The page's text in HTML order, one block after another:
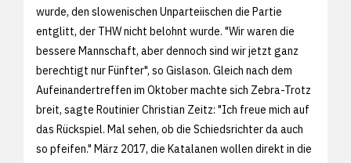
wurde, den slowenischen Unparteiischen die Partie
entglitt, der THW nicht belohnt wurde. "Wir waren die
bessere Mannschaft, aber dennoch sind wir jetzt ganz
berechtigt nur Fünfter", so Gislason. Gleich nach dem
Aufeinandertreffen im Oktober machte sich Zebra-Trotz
breit, sagte Routinier Christian Zeitz: "Ich freue mich auf
das Rückspiel. Mal sehen, ob die Schiedsrichter da auch
so pfeifen." März 2017, die Katalanen wollen direkt in die